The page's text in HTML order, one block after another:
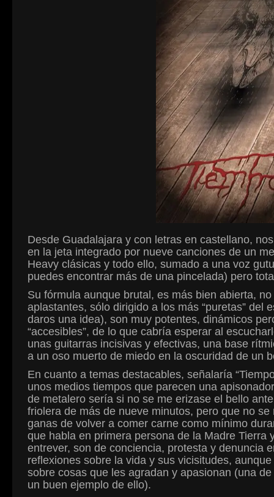
Desde Guadalajara y con letras en castellano,
en la jeta integrado por nueve canciones de un
Heavy clásicas y todo ello, sumado a una voz
puedes encontrar más de una pincelada) pero
Su fórmula aunque brutal, es más bien abierta,
aplastantes, sólo dirigido a los más “puretas”
daros una idea), son muy potentes, dinámicos
“accesibles”, de lo que cabría esperar al
unas guitarras incisivas y efectivas, una base
a un oso muerto de miedo en la oscuridad de un
En cuanto a temas destacables, señalaría
unos medios tiempos que parecen una
de metalero sería si no se me erizase el bello
friolera de más de nueve minutos, pero que no
ganas de volver a comer carne como mínimo
que habla en primera persona de la Madre
entrever, son de conciencia, protesta y
reflexiones sobre la vida y sus vicisitudes,
sobre cosas que les agradan y apasionan (una
un buen ejemplo de ello).